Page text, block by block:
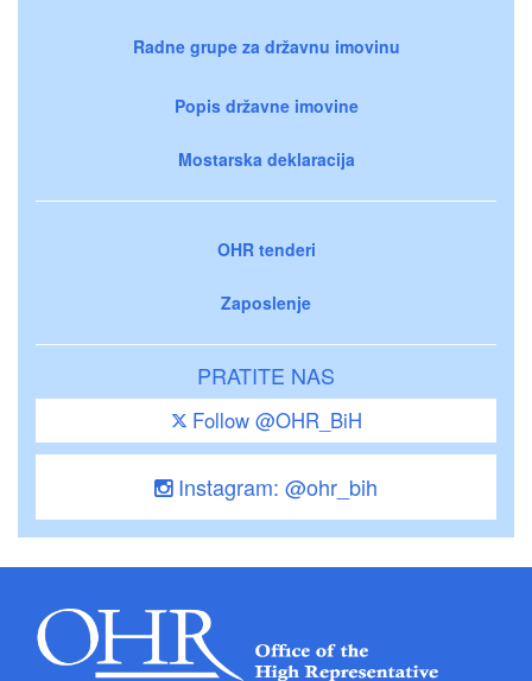
Radne grupe za državnu imovinu
Popis državne imovine
Mostarska deklaracija
OHR tenderi
Zaposlenje
PRATITE NAS
Follow @OHR_BiH
Instagram: @ohr_bih